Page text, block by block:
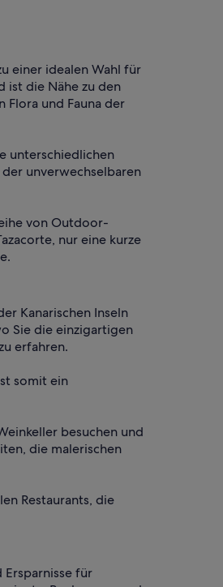
einer idealen Wahl für
ist die Nähe zu den
und Fauna der
unterschiedlichen
unverwechselbaren
von Outdoor-
nur eine kurze
Kanarischen Inseln
Sie die einzigartigen
erfahren.
somit ein
besuchen und
die malerischen
Restaurants, die
für